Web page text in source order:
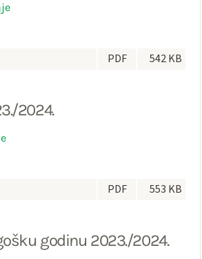
PDF 542 KB
2024.
PDF 553 KB
godinu 2023./2024.